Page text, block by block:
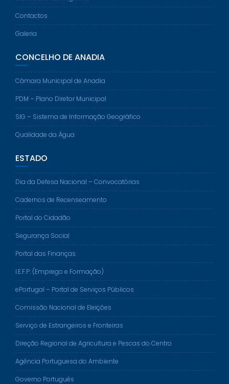
Contactos
Galeria
CONCELHO DE ANADIA
Câmara Municipal de Anadia
PDM – Plano Diretor Municipal
SIG – Sistema de Informação Geográfico
Qualidade da Água
ESTADO
Dia da Defesa Nacional – Convocatórias
Cadernos de Recenseamento
Portal do Cidadão
Segurança Social
Portal das Finanças
I.E.F.P. (Emprego e Formação)
ePortugal – Portal de Serviços Públicos
Comissão Nacional de Eleições
Serviço de Estrangeiros e Fronteiras
Direção Regional de Agricultura e Pescas do Centro
Agência Portuguesa do Ambiente
Governo Português